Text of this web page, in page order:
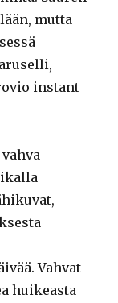
mutta
instant
Vahvat
huikeasta